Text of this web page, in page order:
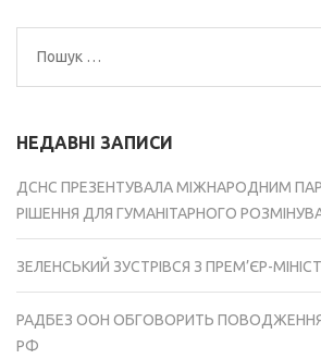
Пошук:
НЕДАВНІ ЗАПИСИ
ДСНС ПРЕЗЕНТУВАЛА МІЖНАРОДНИМ
РІШЕННЯ ДЛЯ ГУМАНІТАРНОГО
ЗЕЛЕНСЬКИЙ ЗУСТРІВСЯ З ПРЕМ’ЄР-
РАДБЕЗ ООН ОБГОВОРИТЬ
РФ